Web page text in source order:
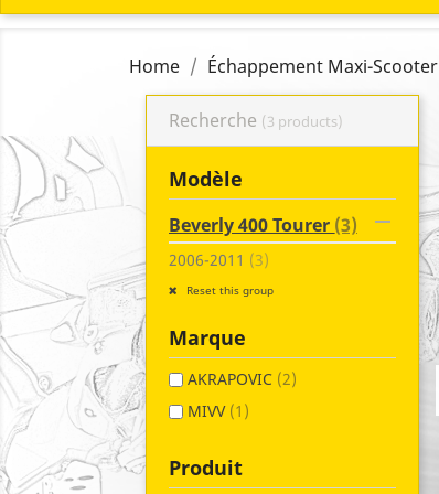
Home Échappement Maxi-Scooter
Recherche (3 products)
Modèle

Beverly 400 Tourer (3)
2006-2011 (3)
Reset this group
Marque
AKRAPOVIC (2)
MIVV (1)
Produit